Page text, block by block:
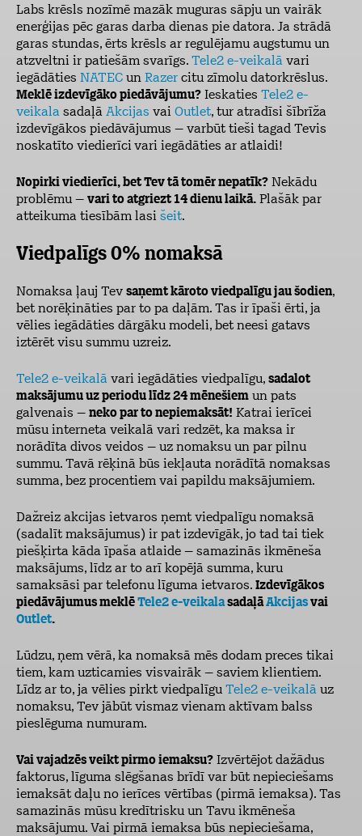
Labs krēsls nozīmē mazāk muguras sāpju un vairāk
enerģijas pēc garas darba dienas pie datora. Ja strādā
garas stundas, ērts krēsls ar regulējamu augstumu un
atzveltni ir patiešām svarīgs. Tele2 e-veikalā vari
iegādāties NATEC un Razer citu zīmolu datorkrēslus.
Meklē izdevīgāko piedāvājumu? Ieskaties Tele2 e-
veikala sadaļā Akcijas vai Outlet, tur atradīsi šībrīža
izdevīgākos piedāvājumus – varbūt tieši tagad Tevis
noskatīto viedierīcivari iegādāties ar atlaidi!
Nopirki viedierīci, bet Tev tā tomēr nepatīk? Nekādu
problēmu – vari to atgriezt 14 dienu laikā. Plašāk par
atteikuma tiesībām lasi šeit.
Viedpalīgs 0% nomaksā
Nomaksa ļauj Tev saņemt kāroto viedpalīgu jau šodien,
bet norēķināties par to pa daļām. Tas ir īpaši ērti, ja
vēlies iegādāties dārgāku modeli, bet neesi gatavs
iztērēt visu summu uzreiz.
Tele2 e-veikalā vari iegādāties viedpalīgu, sadalot
maksājumu uz periodu līdz 24 mēnešiem un pats
galvenais – neko par to nepiemaksāt! Katrai ierīcei
mūsu interneta veikalā vari redzēt, ka maksa ir
norādīta divos veidos – uz nomaksu un par pilnu
summu. Tavā rēķinā būs iekļauta norādītā nomaksas
summa, bez procentiem vai papildu maksājumiem.
Dažreiz akcijas ietvaros ņemt viedpalīgu nomaksā
(sadalīt maksājumus) ir pat izdevīgāk, jo tad tai tiek
piešķirta kāda īpaša atlaide – samazinās ikmēneša
maksājums, līdz ar to arī kopējā summa, kuru
samaksāsi par telefonu līguma ietvaros. Izdevīgākos
piedāvājumus meklēTele2 e-veikalasadaļāAkcijasvai
Outlet.
Lūdzu, ņem vērā, ka nomaksā mēs dodam preces tikai
tiem, kam uzticamies visvairāk – saviem klientiem.
Līdz ar to, ja vēlies pirkt viedpalīgu Tele2 e-veikalā uz
nomaksu, Tev jābūt vismaz vienam aktīvam balss
pieslēguma numuram.
Vai vajadzēs veikt pirmo iemaksu? Izvērtējot dažādus
faktorus, līguma slēgšanas brīdī var būt nepieciešams
iemaksāt daļu no ierīces vērtības (pirmā iemaksa). Tas
samazinās mūsu kredītrisku un Tavu ikmēneša
maksājumu. Vai pirmā iemaksa būs nepieciešama,